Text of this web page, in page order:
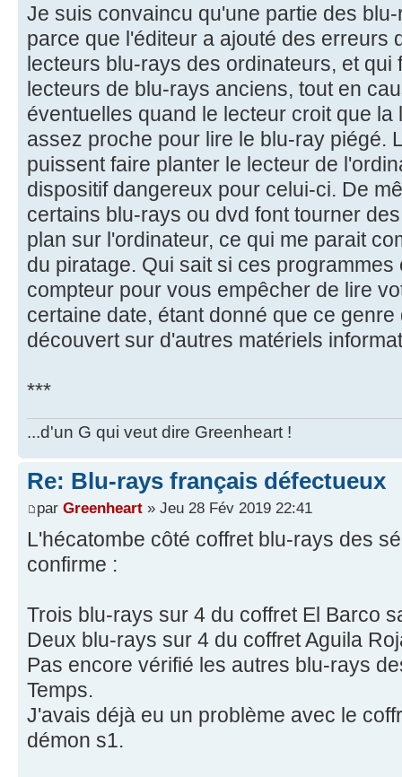
Je suis convaincu qu'une partie des
parce que l'éditeur a ajouté des erreurs
lecteurs blu-rays des ordinateurs, et qui
lecteurs de blu-rays anciens, tout en
éventuelles quand le lecteur croit que
assez proche pour lire le blu-ray piégé.
puissent faire planter le lecteur de
dispositif dangereux pour celui-ci. De
certains blu-rays ou dvd font tourner
plan sur l'ordinateur, ce qui me parait
du piratage. Qui sait si ces
compteur pour vous empêcher de lire
certaine date, étant donné que ce
découvert sur d'autres matériels
***
...d'un G qui veut dire Greenheart !
Re: Blu-rays français défectueux
par Greenheart » Jeu 28 Fév 2019 22:41
L'hécatombe côté coffret blu-rays des
confirme :
Trois blu-rays sur 4 du coffret El Barco
Deux blu-rays sur 4 du coffret Aguila
Pas encore vérifié les autres blu-rays
Temps.
J'avais déjà eu un problème avec le
démon s1.